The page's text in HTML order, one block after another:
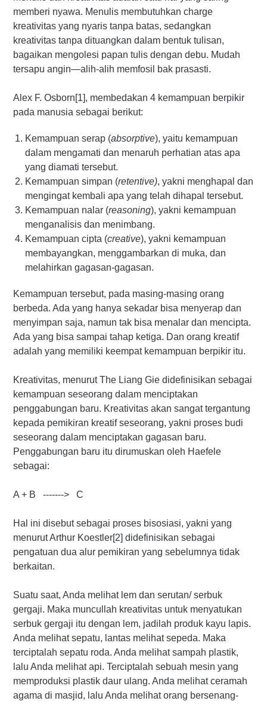
memberi nyawa. Menulis membutuhkan charge
kreativitas yang nyaris tanpa batas, sedangkan
kreativitas tanpa dituangkan dalam bentuk tulisan,
bagaikan mengolesi papan tulis dengan debu. Mudah
tersapu angin—alih-alih memfosil bak prasasti.
Alex F. Osborn[1], membedakan 4 kemampuan berpikir
pada manusia sebagai berikut:
Kemampuan serap (absorptive), yaitu kemampuan
dalam mengamati dan menaruh perhatian atas apa
yang diamati tersebut.
Kemampuan simpan (retentive), yakni menghapal dan
mengingat kembali apa yang telah dihapal tersebut.
Kemampuan nalar (reasoning), yakni kemampuan
menganalisis dan menimbang.
Kemampuan cipta (creative), yakni kemampuan
membayangkan, menggambarkan di muka, dan
melahirkan gagasan-gagasan.
Kemampuan tersebut, pada masing-masing orang
berbeda. Ada yang hanya sekadar bisa menyerap dan
menyimpan saja, namun tak bisa menalar dan mencipta.
Ada yang bisa sampai tahap ketiga. Dan orang kreatif
adalah yang memiliki keempat kemampuan berpikir itu.
Kreativitas, menurut The Liang Gie didefinisikan sebagai
kemampuan seseorang dalam menciptakan
penggabungan baru. Kreativitas akan sangat tergantung
kepada pemikiran kreatif seseorang, yakni proses budi
seseorang dalam menciptakan gagasan baru.
Penggabungan baru itu dirumuskan oleh Haefele
sebagai:
A + B -------> C
Hal ini disebut sebagai proses bisosiasi, yakni yang
menurut Arthur Koestler[2] didefinisikan sebagai
pengatuan dua alur pemikiran yang sebelumnya tidak
berkaitan.
Suatu saat, Anda melihat lem dan serutan/ serbuk
gergaji. Maka muncullah kreativitas untuk menyatukan
serbuk gergaji itu dengan lem, jadilah produk kayu lapis.
Anda melihat sepatu, lantas melihat sepeda. Maka
terciptalah sepatu roda. Anda melihat sampah plastik,
lalu Anda melihat api. Terciptalah sebuah mesin yang
memproduksi plastik daur ulang. Anda melihat ceramah
agama di masjid, lalu Anda melihat orang bersenang-